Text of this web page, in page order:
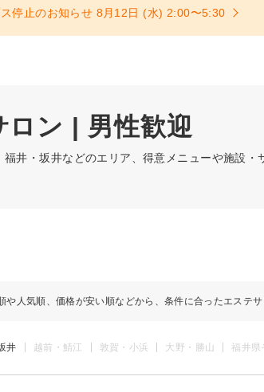
停止のお知らせ 8月12日 (水) 2:00〜5:30
ン | 男性歓迎
井・坂井などのエリア、得意メニューや施設・
や人気順、価格が安い順などから、条件に合ったエステサ
井 越前・鯖江 敦賀・小浜 大野・勝山 福井県